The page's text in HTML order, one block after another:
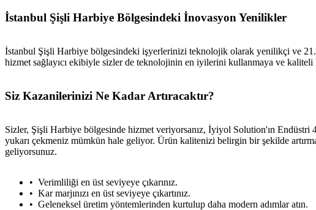
İstanbul Şişli Harbiye Bölgesindeki İnovasyon Yenilikler
İstanbul Şişli Harbiye bölgesindeki işyerlerinizi teknolojik olarak yenilikçi ve
hizmet sağlayıcı ekibiyle sizler de teknolojinin en iyilerini kullanmaya ve
Siz Kazanilerinizi Ne Kadar Artıracaktır?
Sizler, Şişli Harbiye bölgesinde hizmet veriyorsanız, İyiyol Solution'ın Endüstri
yukarı çekmeniz mümkün hale geliyor. Ürün kalitenizi belirgin bir şekilde
geliyorsunuz.
Verimliliği en üst seviyeye çıkarınız.
Kar marjınızı en üst seviyeye çıkartınız.
Geleneksel üretim yöntemlerinden kurtulup daha modern adımlar atın.